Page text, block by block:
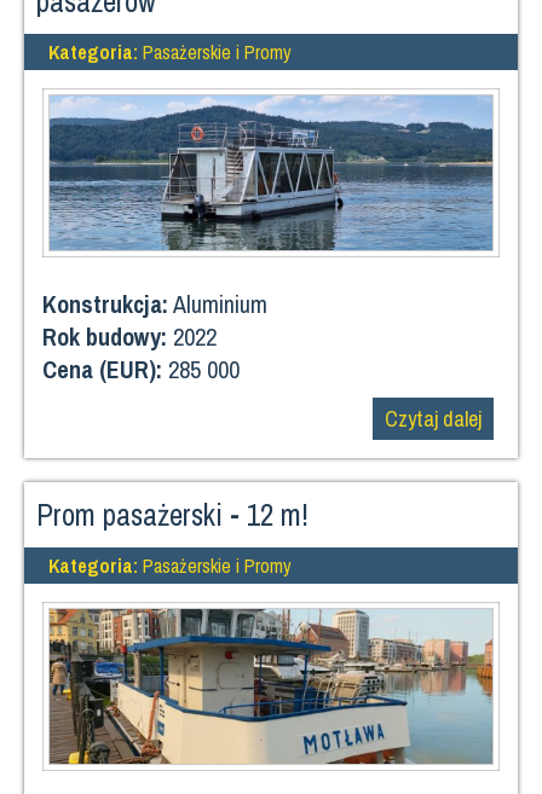
Kategoria: Pasażerskie i Promy
Konstrukcja:Aluminium
Rok budowy: 2022
Cena (EUR): 285 000
Czytaj dalej
Prom pasażerski - 12 m!
Kategoria: Pasażerskie i Promy